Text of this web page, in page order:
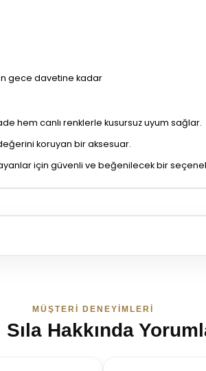
gece davetine kadar
hem canlı renklerle kusursuz uyum sağlar.
koruyan bir aksesuar.
için güvenli ve beğenilecek bir
MÜŞTERI DENEYIMLERI
Sıla Hakkında